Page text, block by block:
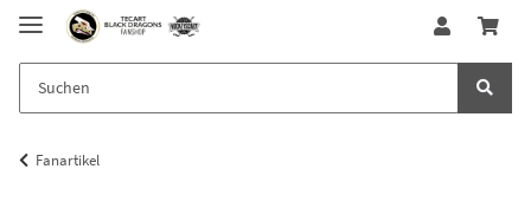
Fanartikel